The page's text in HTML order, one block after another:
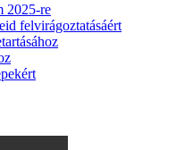
2025-re
felvirágoztatásáért